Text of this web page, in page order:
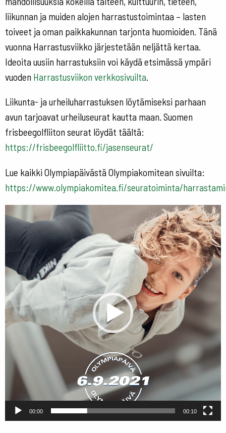
liikunnan ja muiden alojen harrastustoimintaa – lasten
toiveet ja oman paikkakunnan tarjonta huomioiden. Tänä
vuonna Harrastusviikko järjestetään neljättä kertaa.
Ideoita uusiin harrastuksiin voi käydä etsimässä ympäri
vuoden Harrastusviikon verkkosivuilta.
Liikunta- ja urheiluharrastuksen löytämiseksi parhaan
avun tarjoavat urheiluseurat kautta maan. Suomen
frisbeegolfliiton seurat löydät täältä:
https://frisbeegolfliitto.fi/jasenseurat/
Lue kaikki Olympiapäivästä Olympiakomitean sivuilta:
https://www.olympiakomitea.fi/seuratoiminta/
Videotoistin
00:00 00:10